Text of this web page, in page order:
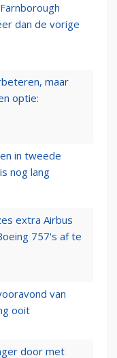
dan de vorige
maar
optie:
in tweede
nog lang
extra Airbus
757's af te
van
ooit
door met